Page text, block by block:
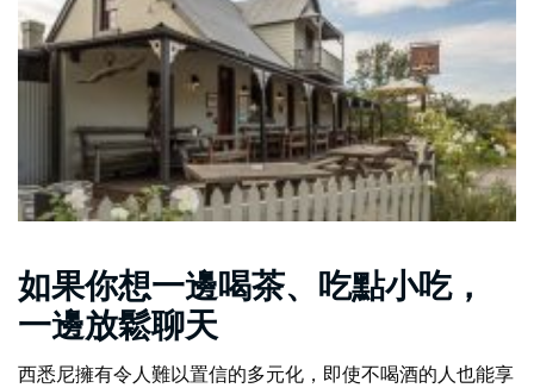
如果你想一邊喝茶、吃點小吃，
一邊放鬆聊天
西悉尼擁有令人難以置信的多元化，即使不喝酒的人也能享